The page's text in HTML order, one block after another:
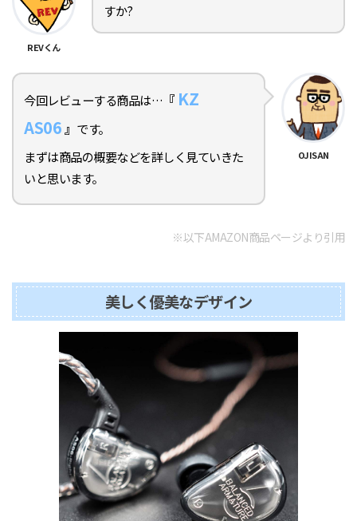
REVくん
すか?
今回レビューする商品は… 『 KZ
AS06』 です。
まずは商品の概要などを詳しく見ていきた
いと思います。
OJISAN
※以下AMAZON商品ページより引用
美しく優美なデザイン